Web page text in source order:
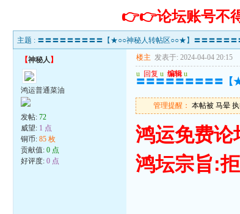
👉👉论坛账号不
主题 : 〓〓〓〓〓〓〓〓〓【★○○神秘人转帖区○○★】〓〓〓〓〓〓
【神秘人 】
鸿运普通菜油
发帖:72
威望: 1 点
铜币:85 枚
贡献值:0 点
好评度:0 点
楼主 发表于: 2024-04-04 20:15
u 回复 u 编辑 u
〓〓〓〓〓〓〓〓〓
管理提醒：本帖被 马晕
鸿运免费论
鸿坛宗旨: